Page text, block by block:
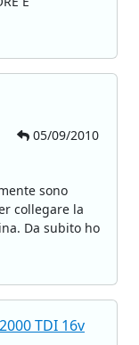
05/09/2010
sono
collegare la
Da subito ho
TDI 16v